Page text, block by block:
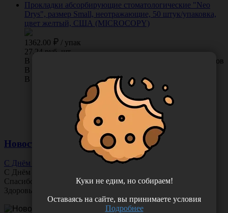
Прокладки абсорбирующие стоматологические "Neo
Drys", размер Small, неотражающие, 50 штук/упаковка,
цвет желтый, США (MICROCOPY)
1362.00 / упак
27.24 руб. шт
0 отзывов
В КОРЗИНУ
В наличии во Владивостоке 15 упак.
В наличии в Хабаровске 0 упак.
Новости
С Днём Офтальмолога!
С Днём
Спасибо за ясное зрение и заботу о пациентах.
Здоровья вам и новых профессиональных побед!
Куки не едим, но собираем!
Оставаясь на сайте, вы принимаете условия
Подробнее